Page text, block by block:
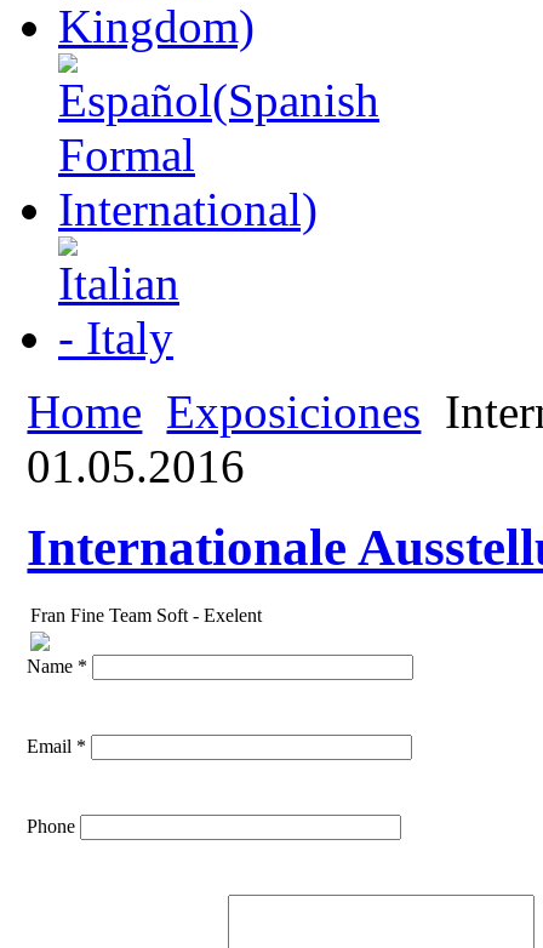
Home Exposiciones
01.05.2016
Internationale
Fran Fine Team Soft - Exelent
Name *
Email *
Phone